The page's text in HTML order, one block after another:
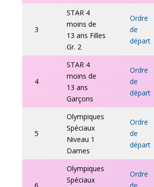
3
STAR 4
moins de
13 ans Filles
Gr. 2
Ordre
de
départ
4
STAR 4
moins de
13 ans
Garçons
Ordre
de
départ
5
Olympiques
Spéciaux
Niveau 1
Dames
Ordre
de
départ
Olympiques
Spéciaux
Ordre